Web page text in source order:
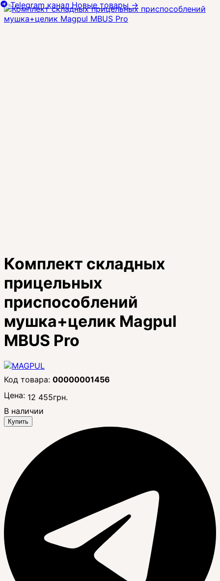
Комплект складных
прицельных
приспособлений
мушка+целик Magpul
MBUS Pro
00000001456
Цена: 12 455грн.
В наличии
Купить
Telegram канал Новые товары →